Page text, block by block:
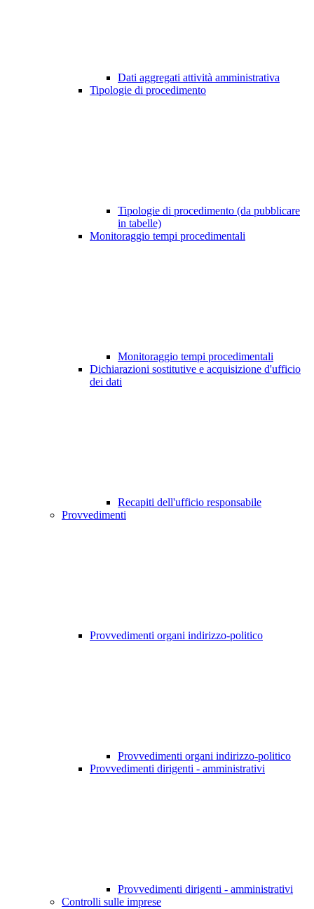
Dati aggregati attività amministrativa
Tipologie di procedimento
Tipologie di procedimento (da pubblicare
in tabelle)
Monitoraggio tempi procedimentali
Monitoraggio tempi procedimentali
Dichiarazioni sostitutive e acquisizione d'ufficio
dei dati
Recapiti dell'ufficio responsabile
Provvedimenti
Provvedimenti organi indirizzo-politico
Provvedimenti organi indirizzo-politico
Provvedimenti dirigenti - amministrativi
Provvedimenti dirigenti - amministrativi
Controlli sulle imprese